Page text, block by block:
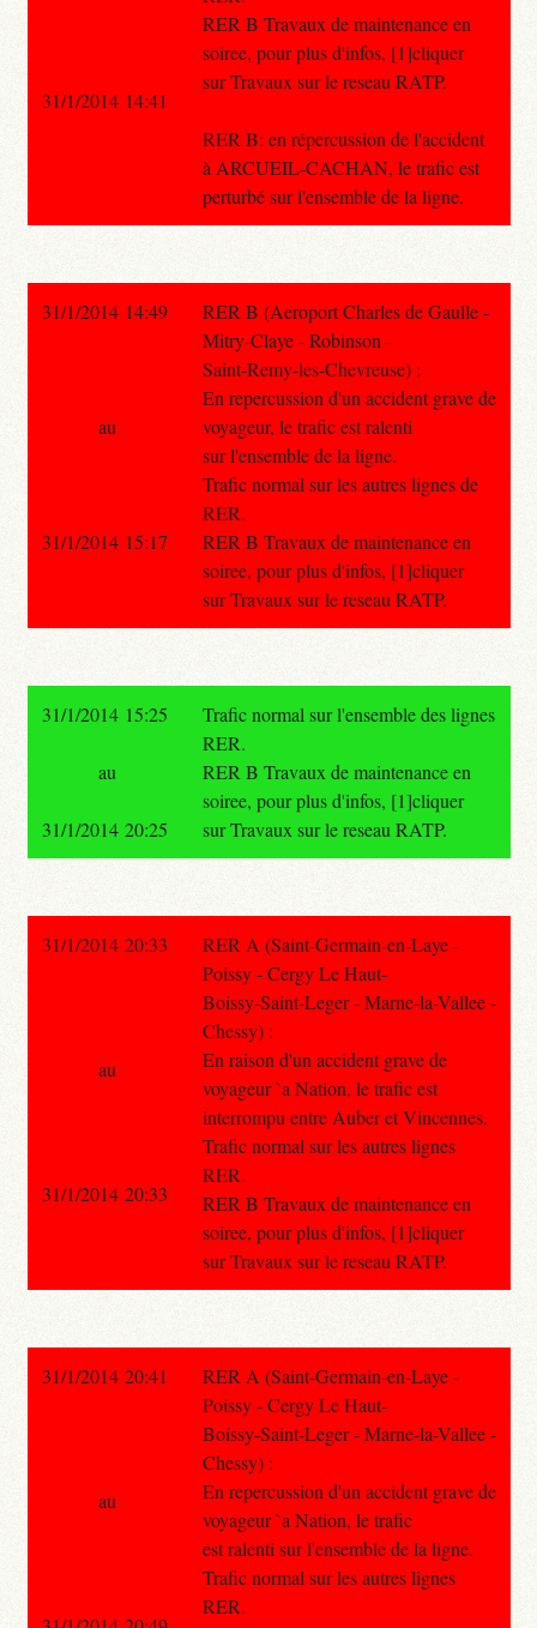
RER B Travaux de maintenance en
soiree, pour plus d'infos, [1]cliquer
sur Travaux sur le reseau RATP.
RER B: en répercussion de l'accident
à ARCUEIL-CACHAN, le trafic est
perturbé sur l'ensemble de la ligne.
31/1/2014 14:41
31/1/2014 14:49
RER B (Aeroport Charles de Gaulle -
Mitry-Claye - Robinson -
Saint-Remy-les-Chevreuse) :
En repercussion d'un accident grave de
voyageur, le trafic est ralenti
sur l'ensemble de la ligne.
Trafic normal sur les autres lignes de
RER.
RER B Travaux de maintenance en
soiree, pour plus d'infos, [1]cliquer
sur Travaux sur le reseau RATP.
au
31/1/2014 15:17
31/1/2014 15:25
Trafic normal sur l'ensemble des lignes
RER.
RER B Travaux de maintenance en
soiree, pour plus d'infos, [1]cliquer
sur Travaux sur le reseau RATP.
au
31/1/2014 20:25
31/1/2014 20:33
RER A (Saint-Germain-en-Laye -
Poissy - Cergy Le Haut-
Boissy-Saint-Leger - Marne-la-Vallee -
Chessy) :
En raison d'un accident grave de
voyageur `a Nation, le trafic est
interrompu entre Auber et Vincennes.
Trafic normal sur les autres lignes
RER.
RER B Travaux de maintenance en
soiree, pour plus d'infos, [1]cliquer
sur Travaux sur le reseau RATP.
au
31/1/2014 20:33
31/1/2014 20:41
RER A (Saint-Germain-en-Laye -
Poissy - Cergy Le Haut-
Boissy-Saint-Leger - Marne-la-Vallee -
Chessy) :
En repercussion d'un accident grave de
voyageur `a Nation, le trafic
est ralenti sur l'ensemble de la ligne.
Trafic normal sur les autres lignes
RER.
au